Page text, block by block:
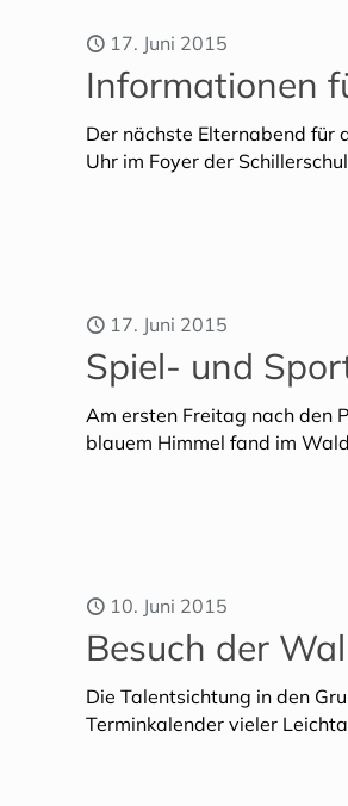
17. Juni 2015
Informationen
Der nächste Elternabend für
Uhr im Foyer der
17. Juni 2015
Spiel- und
Am ersten Freitag nach den
blauem Himmel fand im
10. Juni 2015
Besuch der
Die Talentsichtung in den
Terminkalender vieler